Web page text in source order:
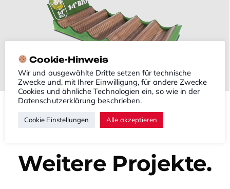
Weitere Projekte.
Cookie-Hinweis
Wir und ausgewählte Dritte setzen für technische
Zwecke und, mit Ihrer Einwilligung, für andere Zwecke
Cookies und ähnliche Technologien ein, so wie in der
Datenschutzerklärung beschrieben.
Cookie Einstellungen Alle akzeptieren